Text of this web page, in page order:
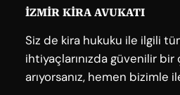
İZMİR KİRA AVUKATI
Siz de kira hukuku ile ilgili
ihtiyaçlarınızda güvenilir bir
arıyorsanız, hemen bizimle